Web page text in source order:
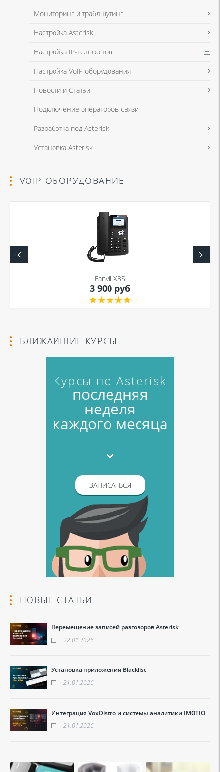
Мониторинг и траблшутинг
Настройка Asterisk
Настройка IP-телефонов
Настройка VoIP-оборудования
Новости и Статьи
Подключение операторов связи
Разработка под Asterisk
Установка Asterisk
VOIP ОБОРУДОВАНИЕ
Fanvil X3S
3 900 руб
БЛИЖАЙШИЕ КУРСЫ
Курсы по Asterisk
последняя
неделя
каждого месяца
ЗАПИСАТЬСЯ
НОВЫЕ СТАТЬИ
Перемещение записей разговоров Asterisk
22.01.2026
Установка приложения Blacklist
21.01.2026
Интеграция VoxDistro и системы аналитики IMOTIO
21.01.2026